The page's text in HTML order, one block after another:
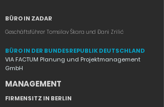
BÜRO IN ZADAR
Geschäftsführer Tomsilav Škara und Đani Zrilić
BÜRO IN DER BUNDESREPUBLIK DEUTSCHLAND
VIA FACTUM Planung und Projektmanagement
GmbH
MANAGEMENT
FIRMENSITZ IN BERLIN